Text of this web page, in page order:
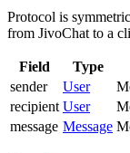
Protocol is
from JivoChat to a
Field Type
sender
User
recipient User
message Message